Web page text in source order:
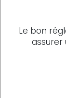
Le bon
assurer